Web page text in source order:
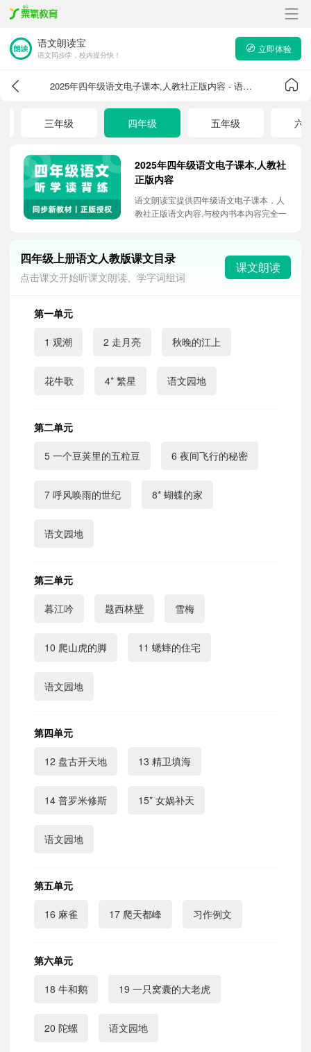
语文朗读宝
语文同步学，校内提分快！
立即体验
2025年四年级语文电子课本,人教社正版内容 - 语文朗读宝
三年级 四年级 五年级 六
2025年四年级语文电子课本,人教社
正版内容
语文朗读宝提供四年级语文电子课本，人
教社正版语文内容,与校内书本内容完全一
四年级上册语文人教版课文目录
点击课文开始听课文朗读、学字词组词
课文朗读
第一单元
1 观潮 2 走月亮 秋晚的江上
花牛歌 4* 繁星 语文园地
第二单元
5 一个豆荚里的五粒豆 6 夜间飞行的秘密
7 呼风唤雨的世纪 8* 蝴蝶的家
语文园地
第三单元
暮江吟 题西林壁 雪梅
10 爬山虎的脚 11 蟋蟀的住宅
语文园地
第四单元
12 盘古开天地 13 精卫填海
14 普罗米修斯 15* 女娲补天
语文园地
第五单元
16 麻雀 17 爬天都峰 习作例文
第六单元
18 牛和鹅 19 一只窝囊的大老虎
20 陀螺 语文园地